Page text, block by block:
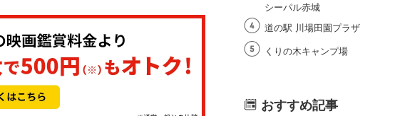
シーパル赤城
道の駅 川場田園プラザ
くりの木キャンプ場
おすすめ記事